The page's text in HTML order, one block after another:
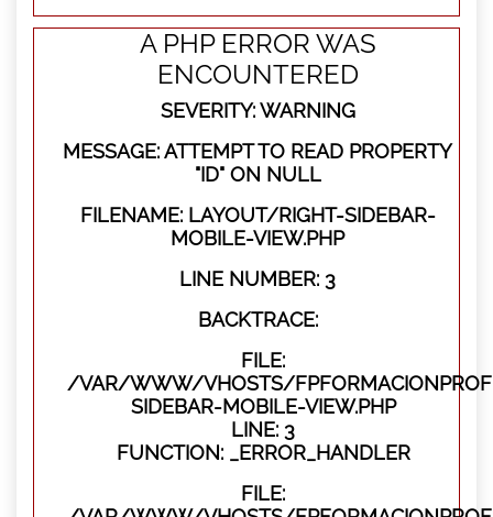
A PHP ERROR WAS
ENCOUNTERED
SEVERITY: WARNING
MESSAGE: ATTEMPT TO READ PROPERTY
"ID" ON NULL
FILENAME: LAYOUT/RIGHT-SIDEBAR-
MOBILE-VIEW.PHP
LINE NUMBER: 3
BACKTRACE:
FILE:
/VAR/WWW/VHOSTS/
SIDEBAR-MOBILE-VIEW.PHP
LINE: 3
FUNCTION: _ERROR_HANDLER
FILE: